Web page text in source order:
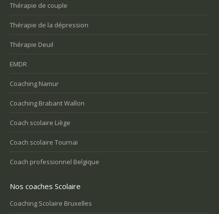
Thérapie de couple
Thérapie de la dépression
Thérapie Deuil
EMDR
Coaching Namur
Coaching Brabant Wallon
Coach scolaire Liège
Coach scolaire Tournai
Coach professionnel Belgique
Nos coaches Scolaire
Coaching Scolaire Bruxelles